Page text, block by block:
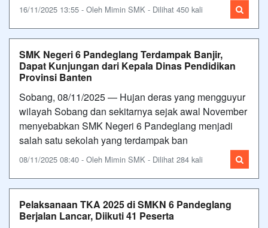
16/11/2025 13:55 - Oleh Mimin SMK - Dilihat 450 kali
SMK Negeri 6 Pandeglang Terdampak Banjir,
Dapat Kunjungan dari Kepala Dinas Pendidikan
Provinsi Banten
Sobang, 08/11/2025 — Hujan deras yang mengguyur
wilayah Sobang dan sekitarnya sejak awal November
menyebabkan SMK Negeri 6 Pandeglang menjadi
salah satu sekolah yang terdampak ban
08/11/2025 08:40 - Oleh Mimin SMK - Dilihat 284 kali
Pelaksanaan TKA 2025 di SMKN 6 Pandeglang
Berjalan Lancar, Diikuti 41 Peserta